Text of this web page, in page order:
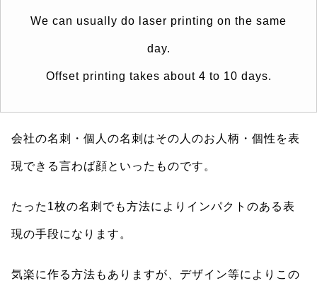
We can usually do laser printing on the same
day.
Offset printing takes about 4 to 10 days.
会社の名刺・個人の名刺はその人のお人柄・個性を表
現できる言わば顔といったものです。
たった1枚の名刺でも方法によりインパクトのある表
現の手段になります。
気楽に作る方法もありますが、デザイン等によりこの